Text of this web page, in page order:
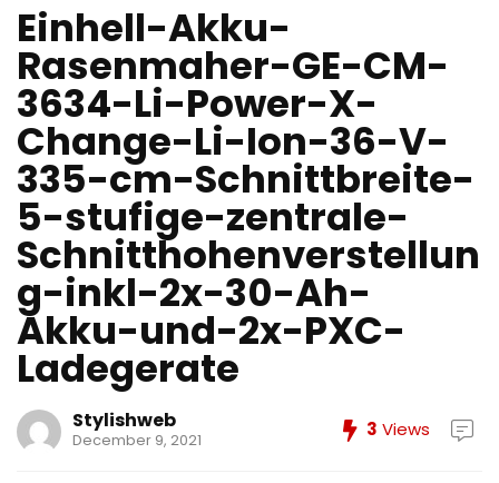
Einhell-Akku-
Rasenmaher-GE-CM-
3634-Li-Power-X-
Change-Li-Ion-36-V-
335-cm-Schnittbreite-
5-stufige-zentrale-
Schnitthohenverstellun
g-inkl-2x-30-Ah-
Akku-und-2x-PXC-
Ladegerate
Stylishweb
December 9, 2021 3 Views